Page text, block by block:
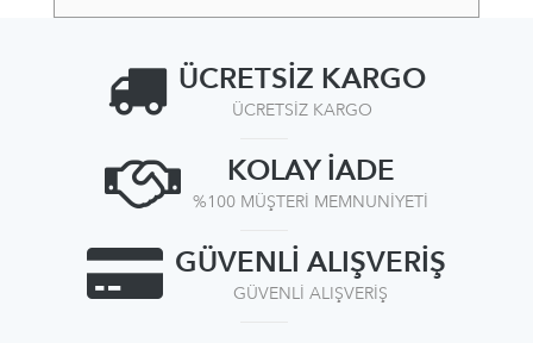
ÜCRETSİZ KARGO
ÜCRETSİZ KARGO
KOLAY İADE
%100 MÜŞTERİ MEMNUNİYETİ
GÜVENLİ ALIŞVERİŞ
GÜVENLİ ALIŞVERİŞ